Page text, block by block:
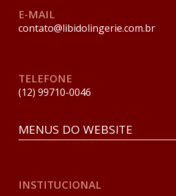
E-MAIL
contato@libidolingerie.com.br
TELEFONE
(12) 99710-0046
MENUS DO WEBSITE
INSTITUCIONAL